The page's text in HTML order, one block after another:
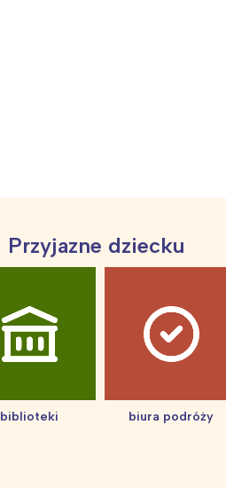
Przyjazne dziecku
biblioteki biura podróży